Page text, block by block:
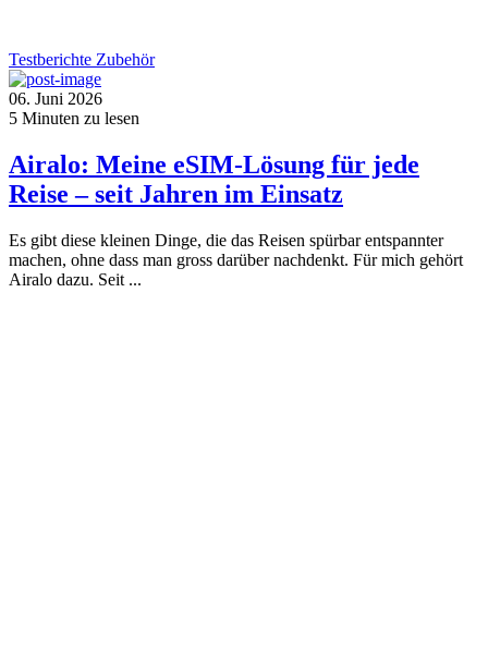
Testberichte Zubehör
06. Juni 2026
5 Minuten zu lesen
Airalo: Meine eSIM-Lösung für jede
Reise – seit Jahren im Einsatz
Es gibt diese kleinen Dinge, die das Reisen spürbar entspannter
machen, ohne dass man gross darüber nachdenkt. Für mich gehört
Airalo dazu. Seit ...